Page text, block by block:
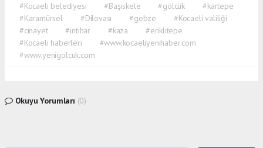
#Kocaeli belediyesi #Başiskele #gölcük
#kartepe
#Karamürsel
#Dilovası #gebze
#Kocaeli valiliği
#cinayet
#intihar #kaza
#eriklitepe
#Kocaeli haberleri
#www.kocaeliyenihaber.com
#www.yenigolcuk.com
Okuyu Yorumları (0)